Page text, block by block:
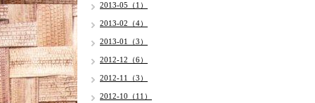
2013-05（1）
2013-02（4）
2013-01（3）
2012-12（6）
2012-11（3）
2012-10（11）